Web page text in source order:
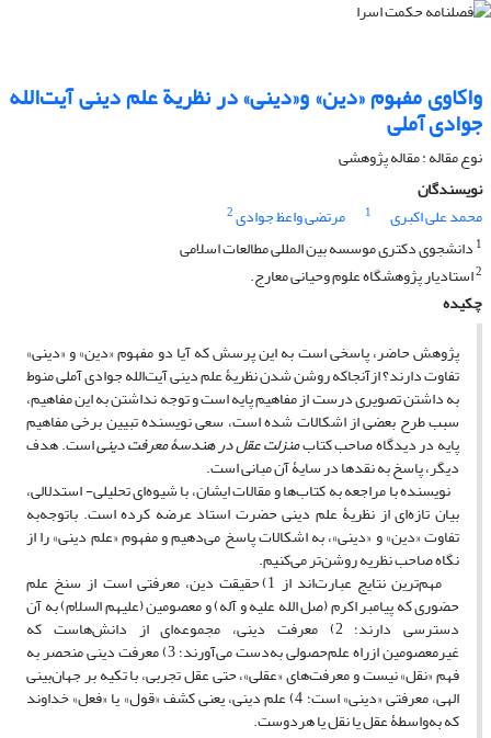
واکاوی مفهوم «دین» و«دینی» در نظریة علم دینی آیت‌الله
جوادی آملی
نوع مقاله : مقاله پژوهشی
نویسندگان
محمد علی اکبری
1 مرتضی واعظ جوادی2
1 دانشجوی دکتری موسسه بین المللی مطالعات اسلامی
2استادیار پژوهشگاه علوم وحیانی معارج.
چکیده
پژوهش حاضر، پاسخی است به این پرسش که آیا دو مفهوم «دین» و «دینی»
تفاوت دارند؟ ازآنجاکه روشن شدن نظریۀ علم دینی آیت‌الله جوادی آملی منوط
به داشتن تصویری درست از مفاهیم پایه است و توجه نداشتن به این مفاهیم،
سبب طرح بعضی از اشکالات شده است، سعی نویسنده تبیین برخی مفاهیم
پایه در دیدگاه صاحب کتابمنزلت عقل در هندسۀ معرفت دینیاست. هدف
دیگر، پاسخ به نقدها در سایۀ آن مبانی است.
نویسنده با مراجعه به کتاب‎‌ها و مقالات ایشان، با شیوه‎‌ای تحلیلی- استدلالی،
بیان تازه‌ای از نظریۀ علم دینی حضرت استاد عرضه کرده است. باتوجه‌به
تفاوت «دین» و «دینی»، به اشکالات پاسخ می‌دهیم و مفهوم «علم دینی» را از
نگاه صاحب نظریه روشن‎‌تر می‎‌کنیم.
مهم‎‌ترین نتایج عبارت‌اند از 1) حقیقت دین، معرفتی است از سنخ علم
حضوری که پیامبر اکرم (صل الله علیه و آله) و معصومین (علیهم السلام) به آن
دسترسی دارند؛ 2) معرفت دینی، مجموعه‎‌ای از دانش‎‌هاست که
غیرمعصومین ازراه علم‎‌حصولی به‌دست می‎‌آورند؛ 3) معرفت دینی منحصر به
فهم «نقل» نیست و معرفت‎‌های «عقلی»، حتی عقل تجربی، با تکیه بر جهان‌بینی
الهی، معرفتی «دینی» است؛ 4) علم دینی، یعنی کشف «قول» یا «فعل» خداوند
که به‌واسطۀ عقل یا نقل یا هردوست.